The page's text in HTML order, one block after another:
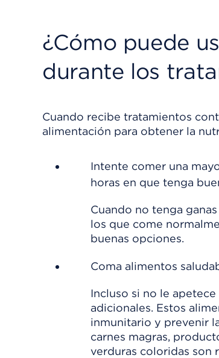
¿Cómo puede
durante los
Cuando recibe tratamientos
alimentación para obtener la
Intente comer una
horas en que tenga
Cuando no tenga
los que come
buenas opciones.
Coma alimentos
Incluso si no le
adicionales. Estos
inmunitario y prevenir
carnes magras,
verduras coloridas son